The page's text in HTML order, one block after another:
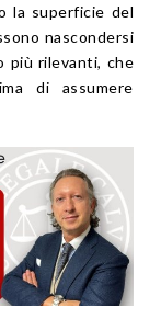
la superficie del
nascondersi
più rilevanti, che
di assumere